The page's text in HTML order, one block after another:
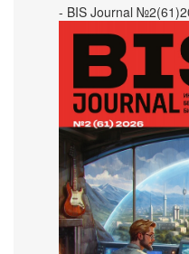
- BIS Journal